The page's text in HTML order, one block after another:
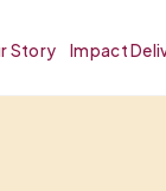
Story Impact